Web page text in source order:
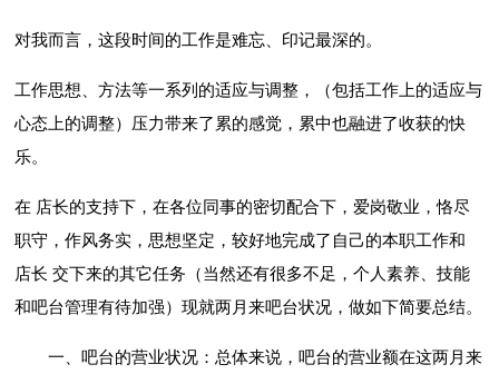
对我而言，这段时间的工作是难忘、印记最深的。
工作思想、方法等一系列的适应与调整，（包括工作上的适应与
心态上的调整）压力带来了累的感觉，累中也融进了收获的快
乐。
在 店长的支持下，在各位同事的密切配合下，爱岗敬业，恪尽
职守，作风务实，思想坚定，较好地完成了自己的本职工作和
店长 交下来的其它任务（当然还有很多不足，个人素养、技能
和吧台管理有待加强）现就两月来吧台状况，做如下简要总结。
一、吧台的营业状况：总体来说，吧台的营业额在这两月来